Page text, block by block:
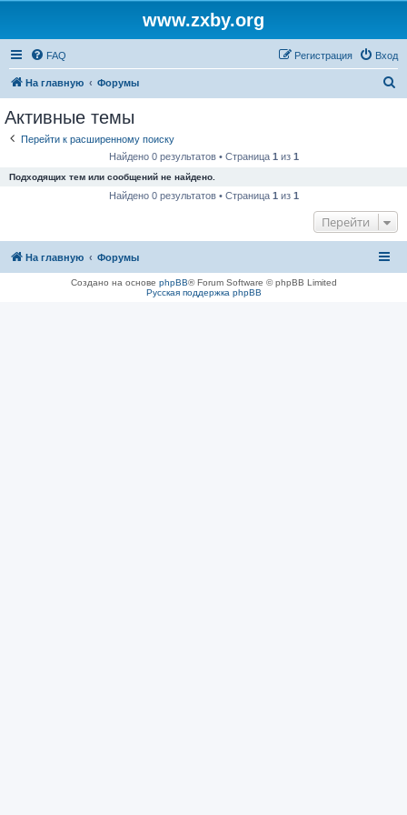
www.zxby.org
FAQ Вход
Регистрация
На главную Форумы
Активные темы
Перейти к расширенному поиску
Найдено 0 результатов • Страница 1 из 1
Подходящих тем или сообщений не найдено.
Найдено 0 результатов • Страница 1 из 1
Перейти
На главную Форумы
Создано на основе phpBB® Forum Software © phpBB Limited
Русская поддержка phpBB